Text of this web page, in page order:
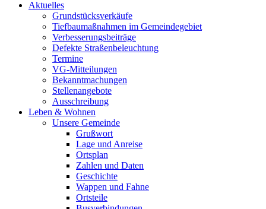
Aktuelles
Grundstücksverkäufe
Tiefbaumaßnahmen im Gemeindegebiet
Verbesserungsbeiträge
Defekte Straßenbeleuchtung
Termine
VG-Mitteilungen
Bekanntmachungen
Stellenangebote
Ausschreibung
Leben & Wohnen
Unsere Gemeinde
Grußwort
Lage und Anreise
Ortsplan
Zahlen und Daten
Geschichte
Wappen und Fahne
Ortsteile